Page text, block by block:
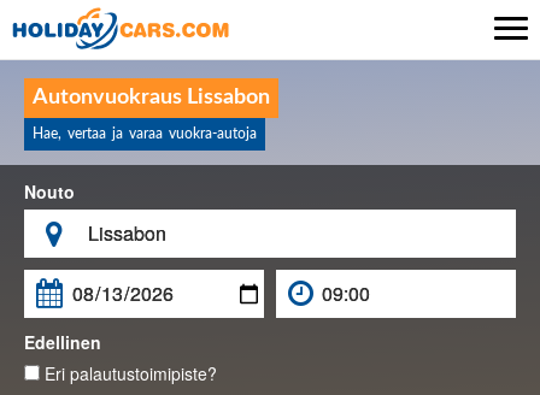
Autonvuokraus Lissabon
Hae, vertaa ja varaa vuokra-autoja
Nouto


Edellinen
Eri palautustoimipiste?